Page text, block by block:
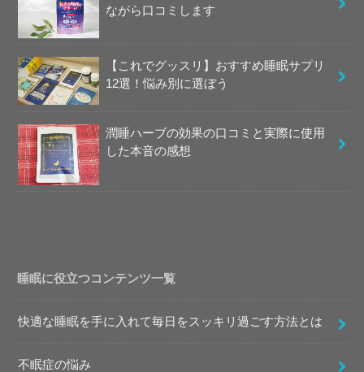
ながら口コミします
【これでグッスリ】おすすめ睡眠サプリ
12選！悩み別に選ぼう
潤睡ハーブの効果の口コミと実際に使用
した本音の感想
睡眠に役立つコンテンツ一覧
快適な睡眠を手に入れて毎日をスッキリ過ごす方法とは
不眠症の悩み